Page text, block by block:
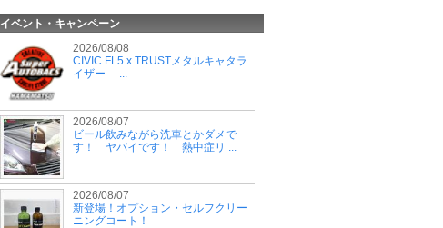
イベント・キャンペーン
2026/08/08
CIVIC FL5 x TRUSTメタルキャタラ
イザー ...
2026/08/07
ビール飲みながら洗車とかダメで
す！ ヤバイです！ 熱中症リ ...
2026/08/07
新登場！オプション・セルフクリー
ニングコート！